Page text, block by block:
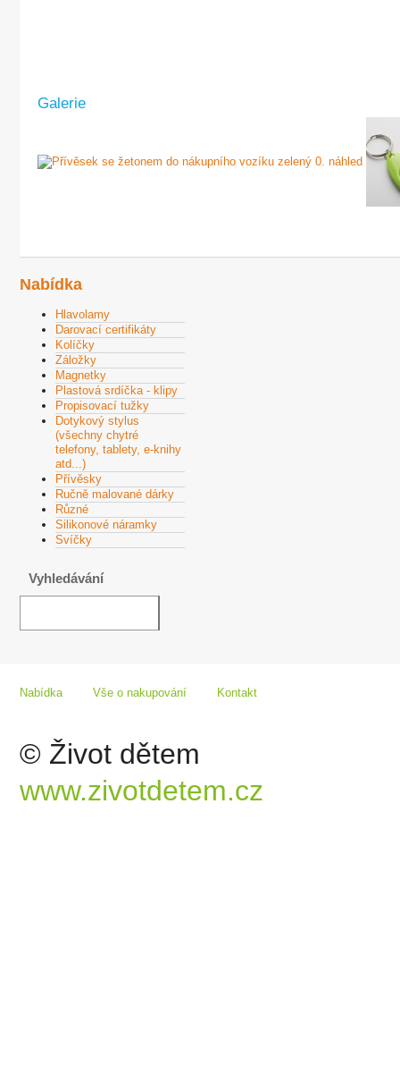
Galerie
Nabídka
Hlavolamy
Darovací certifikáty
Kolíčky
Záložky
Magnetky
Plastová srdíčka - klipy
Propisovací tužky
Dotykový stylus
(všechny chytré
telefony, tablety, e-knihy
atd...)
Přívěsky
Ručně malované dárky
Různé
Silikonové náramky
Svíčky
Vyhledávání
Nabídka Vše o nakupování Kontakt
© Život dětem
www.zivotdetem.cz